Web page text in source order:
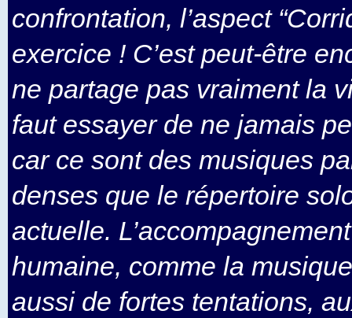
confrontation, l’aspect
exercice ! C’est peut-être
ne partage pas vraiment la
faut essayer de ne jamais
car ce sont des musiques
denses que le répertoire
actuelle.
humaine, comme la
aussi de fortes tentations,